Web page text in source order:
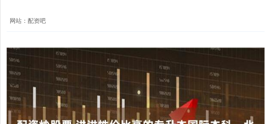
网站：配资吧